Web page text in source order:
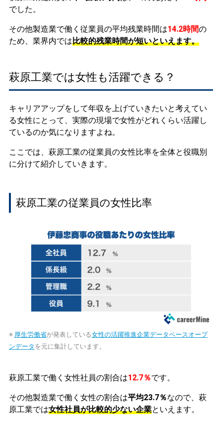
でした。
その他製造業で働く従業員の平均残業時間は14.2時間の
ため、業界内では比較的残業時間が短いといえます。
萩原工業では女性も活躍できる？
キャリアアップをして年収を上げていきたいと考えてい
る女性にとって、実際の現場で女性がどれくらい活躍し
ているのか気になりますよね。
ここでは、萩原工業の従業員の女性比率を全体と役職別
に分けて紹介していきます。
萩原工業の従業員の女性比率
※ 厚生労働省が発表している女性の活躍推進企業データベースオープ
ンデータ を元に集計しています。
萩原工業で働く女性社員の割合は12.7％です。
その他製造業で働く女性の割合は平均23.7％なので、萩
原工業では女性社員が比較的少ない企業といえます。